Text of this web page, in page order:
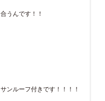
うんです！！
ンルーフ付きです！！！！